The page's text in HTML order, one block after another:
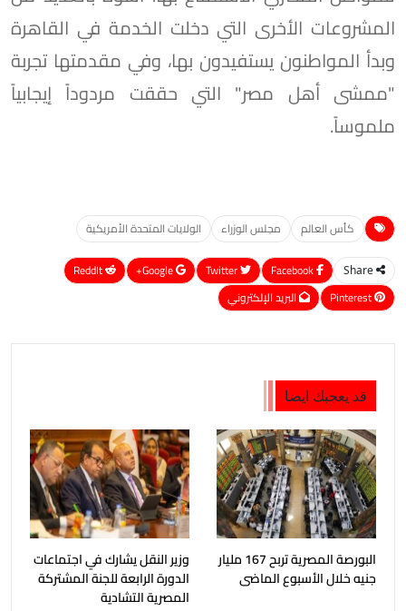
المشروعات الأخرى التي دخلت الخدمة في القاهرة
وبدأ المواطنون يستفيدون بها، وفي مقدمتها تجربة
"ممشى أهل مصر" التي حققت مردوداً إيجابياً
ملموساً.
كأس العالم مجلس الوزراء الولايات المتحدة الأمريكية
Share
Google+
ReddIt
Pinterest
البريد الإلكتروني
قد يعجبك ايضا
البورصة المصرية تربح 167 مليار
جنيه خلال الأسبوع الماضى
وزير النقل يشارك في اجتماعات
الدورة الرابعة للجنة المشتركة
المصرية التشادية